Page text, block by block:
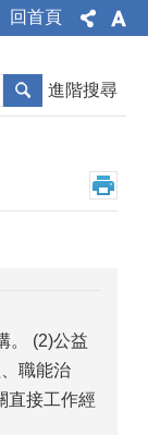
回首頁
進階搜尋
。 (2)公益
職能治
直接工作經